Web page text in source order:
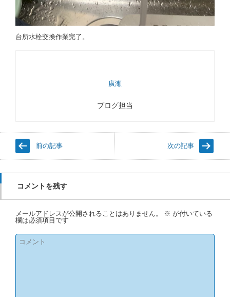
台所水栓交換作業完了。
廣瀬
ブログ担当
前の記事 次の記事
コメントを残す
メールアドレスが公開されることはありません。 ※ が付いている
欄は必須項目です